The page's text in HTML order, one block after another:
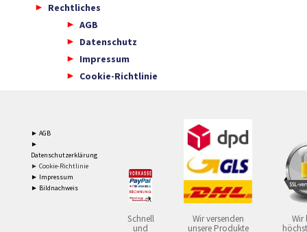
Rechtliches
AGB
Datenschutz
Impressum
Cookie-Richtlinie
► AGB
►
Datenschutzerklärung
► Cookie-Richtlinie
► Impressum
► Bildnachweis
Schnell
und
Wir versenden
unsere Produkte
Wir